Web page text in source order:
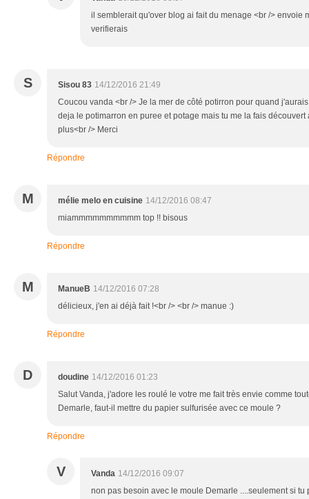
il semblerait qu'over blog ai fait du menage <br /> envoie
verifierais
S Sisou 83 14/12/2016 21:49
Coucou vanda <br /> Je la mer de côté potirron pour quand
deja le potimarron en puree et potage mais tu me la fais
plus<br /> Merci
Répondre
M mélie melo en cuisine 14/12/2016 08:47
miammmmmmmmmm top !! bisous
Répondre
M ManueB 14/12/2016 07:28
délicieux, j'en ai déjà fait !<br /> <br /> manue :)
Répondre
D doudine 14/12/2016 01:23
Salut Vanda, j'adore les roulé le votre me fait très envie comme
Demarle, faut-il mettre du papier sulfurisée avec ce moule ?
Répondre
V Vanda 14/12/2016 09:07
non pas besoin avec le moule Demarle ....seulement si tu